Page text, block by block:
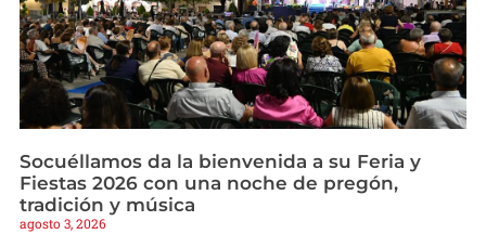
Socuéllamos da la bienvenida a su Feria y
Fiestas 2026 con una noche de pregón,
tradición y música
agosto 3, 2026